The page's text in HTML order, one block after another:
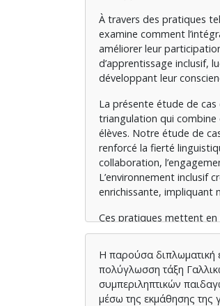
À travers des pratiques
examine comment
améliorer leur
d’apprentissage inclusif,
développant leur
La présente étude de
triangulation qui combine
élèves. Notre étude de
renforcé la fierté
collaboration,
L’environnement inclusif
enrichissante, impliquant
Ces pratiques mettent en
particulièrement dans
Η παρούσα διπλωματική
πολύγλωσση τάξη
συμπεριληπτικών
μέσω της εκμάθησης της